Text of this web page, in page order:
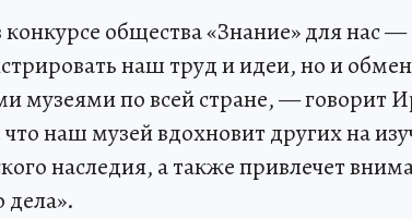
конкурсе общества «Знание» для нас
наш труд и идеи, но и
музеями по всей стране, — говорит
наш музей вдохновит других на
наследия, а также привлечет
дела».